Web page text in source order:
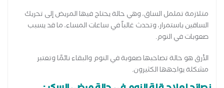
متلازمة تململ الساق، وهي حالة يحتاج فيها المريض إلى تحريك
الساقين باستمرار، وتحدث غالباً في ساعات المساء، ما قد يسبب
صعوبات في النوم.
الأرق هو حالة تصاحبها صعوبة في النوم والبقاء نائمًا وتعتبر
مشكلة يواجهها الكثيرون.